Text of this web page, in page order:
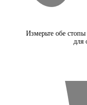
Измерьте обе
для